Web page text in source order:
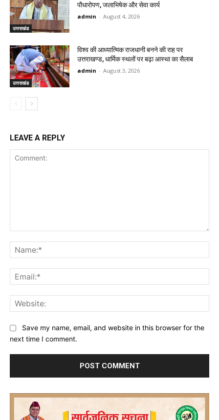
उत्तराखंड
पौधारोपण, जलाभिषेक और सेवा कार्य
admin - August 4, 2026
उत्तराखंड
विश्व की आध्यात्मिक राजधानी बनने की राह पर
उत्तराखण्ड, धार्मिक स्थलों पर बढ़ा आस्था का सैलाब
admin - August 3, 2026
LEAVE A REPLY
Save my name, email, and website in this browser for the
next time I comment.